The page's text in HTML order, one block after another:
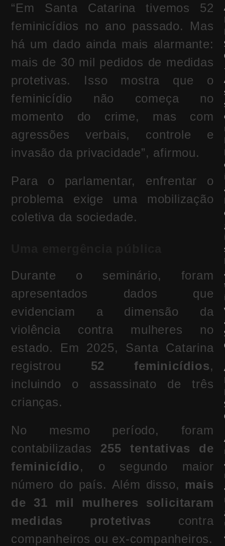
“Em Santa Catarina tivemos 52
feminicídios no ano passado. Mas
há um dado ainda mais alarmante:
mais de 30 mil pedidos de medidas
protetivas. Isso mostra que o
feminicídio não começa no
momento do crime, mas com
agressões verbais, controle e
invasão da privacidade”, afirmou.
Para o parlamentar, enfrentar o
problema exige uma mobilização
coletiva da sociedade.
Durante o seminário, foram
apresentados dados que
evidenciam a dimensão da
violência contra mulheres no
estado. Em 2025, Santa Catarina
registrou 52 feminicídios,
incluindo o assassinato de três
crianças.
No mesmo período, foram
contabilizadas 255 tentativas de
feminicídio, o segundo maior
número do país. Além disso, mais
de 31 mil mulheres solicitaram
medidas protetivas contra
companheiros ou ex-companheiros.